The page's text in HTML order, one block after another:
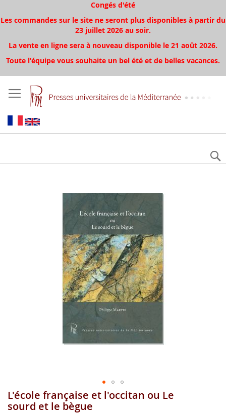
Congés d'été
Les commandes sur le site ne seront plus disponibles à partir du
23 juillet 2026 au soir.
La vente en ligne sera à nouveau disponible le 21 août 2026.
Toute l'équipe vous souhaite un bel été et de belles vacances.
Skip
to
L'école française et l'occitan ou Le
sourd et le bègue